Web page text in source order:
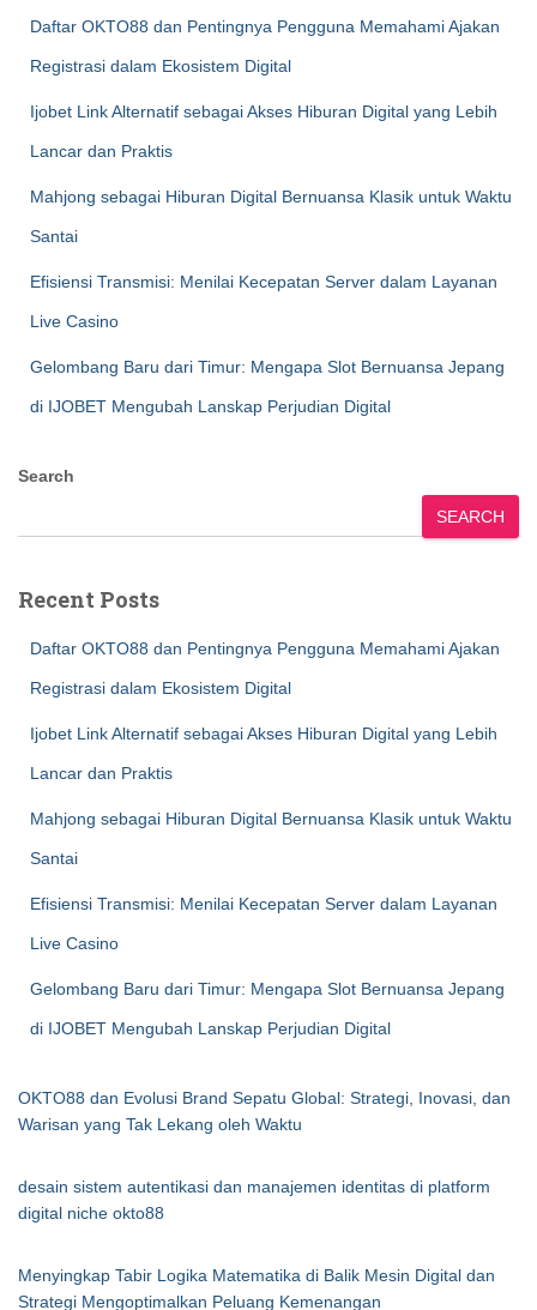
Daftar OKTO88 dan Pentingnya Pengguna Memahami Ajakan
Registrasi dalam Ekosistem Digital
Ijobet Link Alternatif sebagai Akses Hiburan Digital yang Lebih
Lancar dan Praktis
Mahjong sebagai Hiburan Digital Bernuansa Klasik untuk Waktu
Santai
Efisiensi Transmisi: Menilai Kecepatan Server dalam Layanan
Live Casino
Gelombang Baru dari Timur: Mengapa Slot Bernuansa Jepang
di IJOBET Mengubah Lanskap Perjudian Digital
Search
SEARCH
Recent Posts
Daftar OKTO88 dan Pentingnya Pengguna Memahami Ajakan
Registrasi dalam Ekosistem Digital
Ijobet Link Alternatif sebagai Akses Hiburan Digital yang Lebih
Lancar dan Praktis
Mahjong sebagai Hiburan Digital Bernuansa Klasik untuk Waktu
Santai
Efisiensi Transmisi: Menilai Kecepatan Server dalam Layanan
Live Casino
Gelombang Baru dari Timur: Mengapa Slot Bernuansa Jepang
di IJOBET Mengubah Lanskap Perjudian Digital
OKTO88 dan Evolusi Brand Sepatu Global: Strategi, Inovasi, dan
Warisan yang Tak Lekang oleh Waktu
desain sistem autentikasi dan manajemen identitas di platform
digital niche okto88
Menyingkap Tabir Logika Matematika di Balik Mesin Digital dan
Strategi Mengoptimalkan Peluang Kemenangan